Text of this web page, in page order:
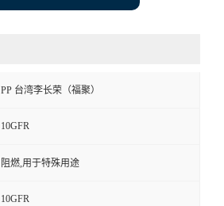
PP 台湾李长荣（福聚）
10GFR
阻燃,用于特殊用途
10GFR